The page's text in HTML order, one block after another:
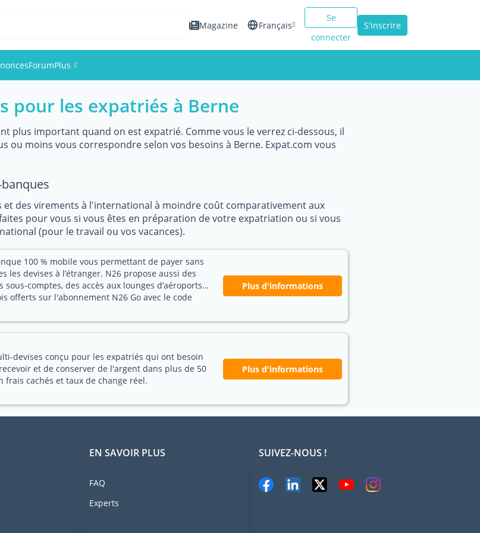
Magazine Français
Se
connecter
S'inscrire
ForumPlus
Événements
Membres
pour les expatriés à Berne
plus important quand on est expatrié. Comme vous le verrez ci-dessous, il
ou moins vous correspondre selon vos besoins à Berne. Expat.com vous
et des virements à l'international à moindre coût comparativement aux
pour vous si vous êtes en préparation de votre expatriation ou si vous
(pour le travail ou vos vacances).
100 % mobile vous permettant de payer sans
les devises à l’étranger. N26 propose aussi des
sous-comptes, des accès aux lounges d’aéroports…
offerts sur l'abonnement N26 Go avec le code
Plus d'informations
devises conçu pour les expatriés qui ont besoin
et de conserver de l'argent dans plus de 50
frais cachés et taux de change réel.
Plus d'informations
EN SAVOIR PLUS
FAQ
Experts
SUIVEZ-NOUS !